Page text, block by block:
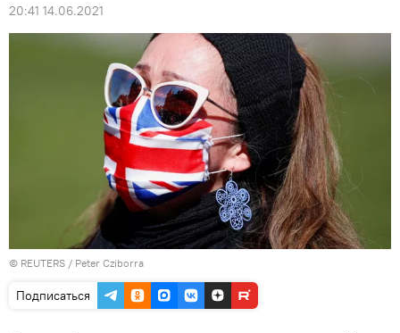
20:41 14.06.2021
© REUTERS / Peter Cziborra
Подписаться